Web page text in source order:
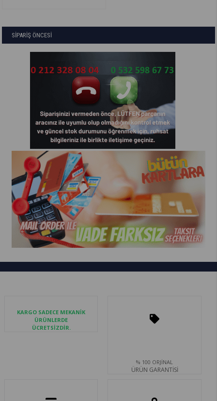
SİPARİŞ ÖNCESİ
KARGO SADECE MEKANİK
ÜRÜNLERDE
ÜCRETSİZDİR.
% 100 ORJİNAL
ÜRÜN GARANTİSİ